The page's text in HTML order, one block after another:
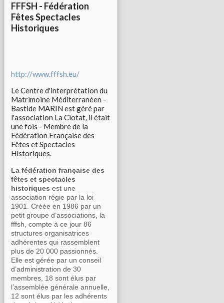
FFFSH - Fédération
Fêtes Spectacles
Historiques
http://www.fffsh.eu/
Le Centre d'interprétation du
Matrimoine Méditerranéen -
Bastide MARIN est géré par
l'association La Ciotat, il était
une fois - Membre de la
Fédération Française des
Fêtes et Spectacles
Historiques.
La fédération française des
fêtes et spectacles
historiques est une
association régie par la loi
1901. Créée en 1986 par un
petit groupe d’associations, la
fffsh, compte à ce jour 86
structures organisatrices
adhérentes qui rassemblent
plus de 20 000 passionnés.
Elle est gérée par un conseil
d’administration de 30
membres, 18 sont élus par
l’assemblée générale annuelle,
12 sont élus par les adhérents